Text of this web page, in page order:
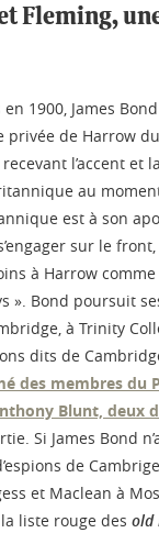
Fleming,
1900, James
privée de Harrow
l’accent et
au
est à son
sur le
à Harrow comme
». Bond poursuit
à Trinity
dits de
des membres du
Blunt, deux
Si James Bond
de
et Maclean à
liste rouge des old